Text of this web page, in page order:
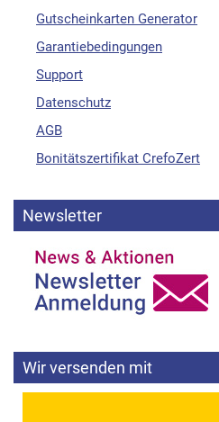
Gutscheinkarten Generator
Garantiebedingungen
Support
Datenschutz
AGB
Bonitätszertifikat CrefoZert
Newsletter
Wir versenden mit